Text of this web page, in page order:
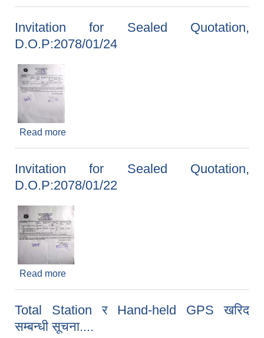
Invitation for Sealed Quotation,
D.O.P:2078/01/24
Read more
Invitation for Sealed Quotation,
D.O.P:2078/01/22
Read more
Total Station र Hand-held GPS खरिद
सम्बन्धी सूचना....